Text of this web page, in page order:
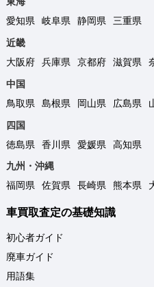
愛知県
岐阜県 静岡県
三重県
近畿
大阪府
兵庫県 京都府 滋賀県
中国
鳥取県
島根県 岡山県 広島県
四国
徳島県
香川県 愛媛県
高知県
九州・沖縄
福岡県
佐賀県 長崎県 熊本県
車買取査定の基礎知識
初心者ガイド
廃車ガイド
用語集